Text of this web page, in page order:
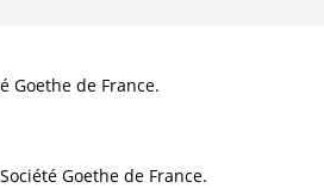
Menge
Goethe de France.
Goethe de France.